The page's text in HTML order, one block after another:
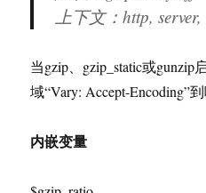
上下文：http,
当gzip、gzip_static或
域“Vary: Accept-Encoding”
内嵌变量